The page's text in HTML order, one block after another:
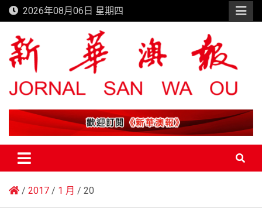
Skip
to
content
2026年08月06日 星期四
新華澳報
2017 1 月 20